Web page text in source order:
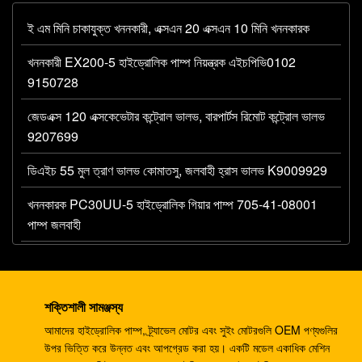
ই এম মিনি চাকাযুক্ত খননকারী, এক্সএন 20 এক্সএন 10 মিনি খননকারক
খননকারী EX200-5 হাইড্রোলিক পাম্প নিয়ন্ত্রক এইচপিভি0102
9150728
জেডএক্স 120 এক্সকেভেটার কন্ট্রোল ভালভ, বারপার্টস রিমোট কন্ট্রোল ভালভ
9207699
ডিএইচ 55 মুল ত্রাণ ভালভ কোমাতসু, জলবাহী হ্রাস ভালভ K9009929
খননকারক PC30UU-5 হাইড্রোলিক গিয়ার পাম্প 705-41-08001
পাম্প জলবাহী
খননকারী এমএজি-85vp-1800 E312 R110-7 এ টিএম 22 সি
ফাইনাল ড্রাইভ
শক্তিশালী সামঞ্জস্য
আমাদের হাইড্রোলিক পাম্প, ট্র্যাভেল মোটর এবং সুইং মোটরগুলি OEM পণ্যগুলির
উপর ভিত্তি করে উন্নত এবং আপগ্রেড করা হয়। একটি মডেল একাধিক মেশিন